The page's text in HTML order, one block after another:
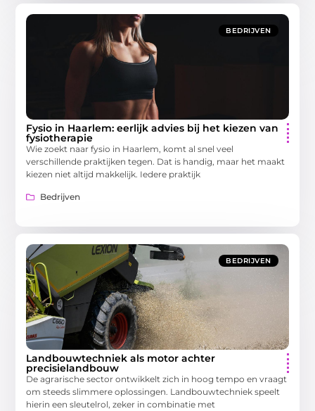
BEDRIJVEN
Fysio in Haarlem: eerlijk advies bij het kiezen van
fysiotherapie
Wie zoekt naar fysio in Haarlem, komt al snel veel
verschillende praktijken tegen. Dat is handig, maar het maakt
kiezen niet altijd makkelijk. Iedere praktijk
Bedrijven
BEDRIJVEN
Landbouwtechniek als motor achter
precisielandbouw
De agrarische sector ontwikkelt zich in hoog tempo en vraagt
om steeds slimmere oplossingen. Landbouwtechniek speelt
hierin een sleutelrol, zeker in combinatie met